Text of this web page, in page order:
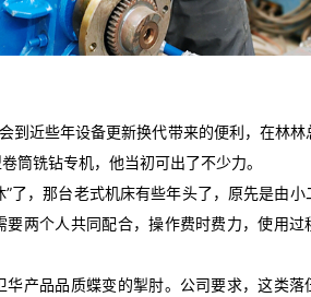
到近些年设备更新换代带来的便利，在林林
筒铣钻专机，他当初可出了不少力。
了，那台老式机床有些年头了，原先是由小
两个人共同配合，操作费时费力，使用过
产品品质蝶变的掣肘。公司要求，这类落